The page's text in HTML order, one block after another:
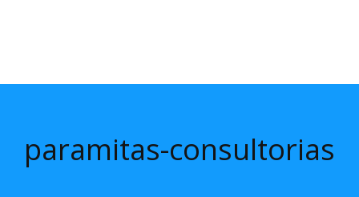
paramitas-consultorias